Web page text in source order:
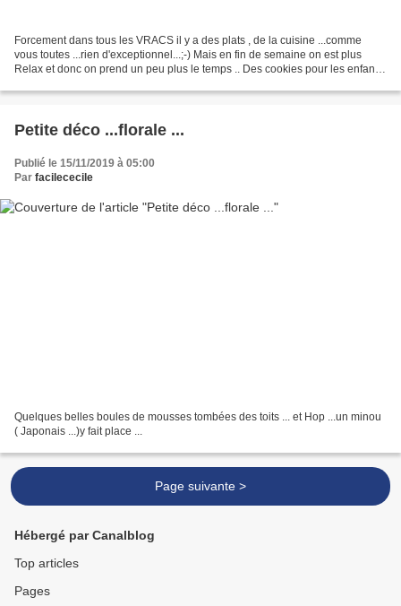
Forcement dans tous les VRACS il y a des plats , de la cuisine ...comme
vous toutes ...rien d'exceptionnel...;-) Mais en fin de semaine on est plus
Relax et donc on prend un peu plus le temps .. Des cookies pour les enfants
Petite déco ...florale ...
Publié le 15/11/2019 à 05:00
Par facilececile
Quelques belles boules de mousses tombées des toits ... et Hop ...un minou
( Japonais ...)y fait place ...
Page suivante >
Hébergé par Canalblog
Top articles
Pages